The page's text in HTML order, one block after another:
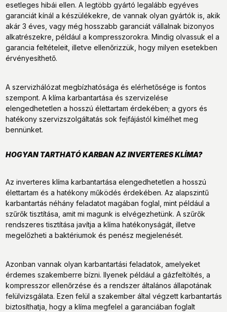
esetleges hibái ellen. A legtöbb gyártó legalább egyéves
garanciát kínál a készülékekre, de vannak olyan gyártók is, akik
akár 3 éves, vagy még hosszabb garanciát vállalnak bizonyos
alkatrészekre, például a kompresszorokra. Mindig olvassuk el a
garancia feltételeit, illetve ellenőrizzük, hogy milyen esetekben
érvényesíthető.
A szervizhálózat megbízhatósága és elérhetősége is fontos
szempont. A klíma karbantartása és szervizelése
elengedhetetlen a hosszú élettartam érdekében; a gyors és
hatékony szervizszolgáltatás sok fejfájástól kímélhet meg
bennünket.
HOGYAN TARTHATÓ KARBAN AZ INVERTERES KLÍMA?
Az inverteres klíma karbantartása elengedhetetlen a hosszú
élettartam és a hatékony működés érdekében. Az alapszintű
karbantartás néhány feladatot magában foglal, mint például a
szűrők tisztítása, amit mi magunk is elvégezhetünk. A szűrők
rendszeres tisztítása javítja a klíma hatékonyságát, illetve
megelőzheti a baktériumok és penész megjelenését.
Azonban vannak olyan karbantartási feladatok, amelyeket
érdemes szakemberre bízni. Ilyenek például a gázfeltöltés, a
kompresszor ellenőrzése és a rendszer általános állapotának
felülvizsgálata. Ezen felül a szakember által végzett karbantartás
biztosíthatja, hogy a klíma megfelel a garanciában foglalt